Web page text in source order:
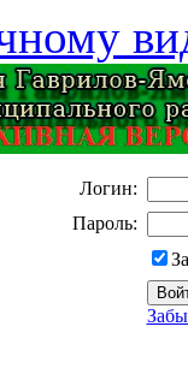
Логин:
Пароль: